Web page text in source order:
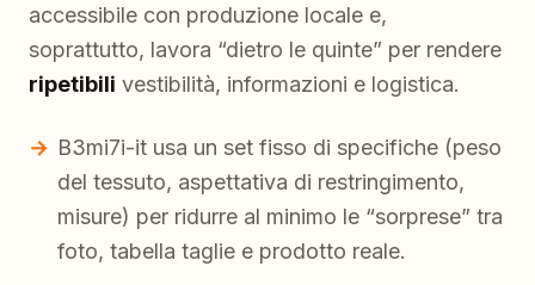
accessibile con produzione locale e,
soprattutto, lavora “dietro le quinte” per rendere
ripetibili vestibilità, informazioni e logistica.
B3mi7i-it usa un set fisso di specifiche (peso
del tessuto, aspettativa di restringimento,
misure) per ridurre al minimo le “sorprese” tra
foto, tabella taglie e prodotto reale.